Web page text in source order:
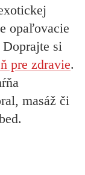
opaľovacie
si
pre zdravie.
masáž či